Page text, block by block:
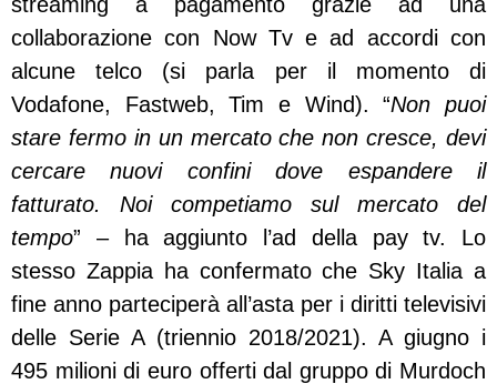
collaborazione con Now Tv e ad accordi con
alcune telco (si parla per il momento di
Vodafone, Fastweb, Tim e Wind). “Non puoi
stare fermo in un mercato che non cresce, devi
cercare nuovi confini dove espandere il
fatturato. Noi competiamo sul mercato del
tempo” – ha aggiunto l’ad della pay tv. Lo
stesso Zappia ha confermato che Sky Italia a
fine anno parteciperà all’asta per i diritti televisivi
delle Serie A (triennio 2018/2021). A giugno i
495 milioni di euro offerti dal gruppo di Murdoch